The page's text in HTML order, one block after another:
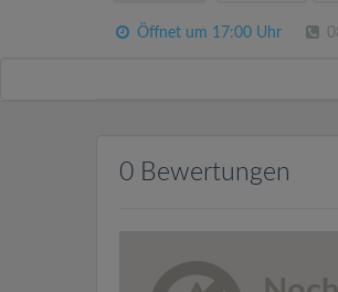
Öffnet um 17:00 Uhr
0 Bewertungen